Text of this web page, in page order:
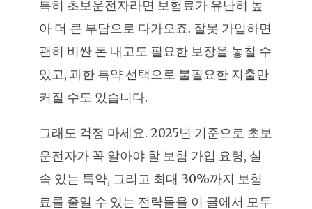
특히 초보운전자라면 보험료가 유난히 높
아 더 큰 부담으로 다가오죠. 잘못 가입하면
괜히 비싼 돈 내고도 필요한 보장을 놓칠 수
있고, 과한 특약 선택으로 불필요한 지출만
커질 수도 있습니다.
그래도 걱정 마세요. 2025년 기준으로 초보
운전자가 꼭 알아야 할 보험 가입 요령, 실
속 있는 특약, 그리고 최대 30%까지 보험
료를 줄일 수 있는 전략들을 이 글에서 모두